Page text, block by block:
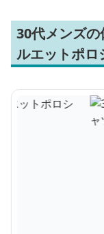
30代メンズ
ルエットポロ